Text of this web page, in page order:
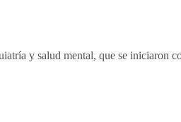
y salud mental, que se iniciaron